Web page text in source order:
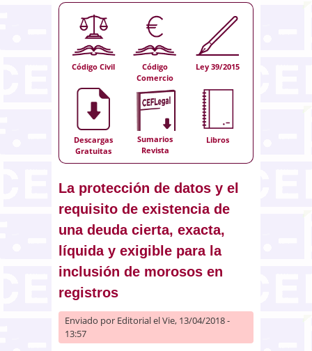
Código Civil
Código
Comercio
Ley 39/2015
Descargas
Gratuitas
Sumarios
Revista
Libros
La protección de datos y el
requisito de existencia de
una deuda cierta, exacta,
líquida y exigible para la
inclusión de morosos en
registros
Enviado por Editorialel Vie, 13/04/2018 -
13:57